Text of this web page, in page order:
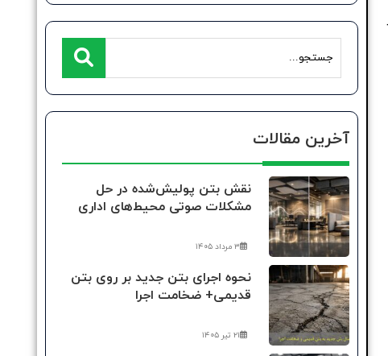
آخرین مقالات
نقش بتن پولیش‌شده در حل
مشکلات صوتی محیط‌های اداری
۳ مرداد ۱۴۰۵
نحوه اجرای بتن جدید بر روی بتن
قدیمی+ ضخامت اجرا
۲۱ تیر ۱۴۰۵